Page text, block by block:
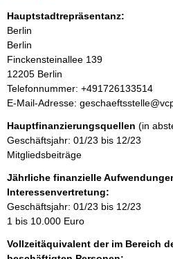
t
i
n
f
o
r
m
a
t
i
n
e
n
:
Hauptstadtrepräsentanz:
A
d
r
e
s
s
Berlin
Berlin
Finckensteinallee 139
12205 Berlin
K
o
t
a
k
t
i
n
f
r
Telefonnummer: +491726133514
E-Mail-Adresse:
Hauptfinanzierungsquellen (in
Geschäftsjahr: 01/23 bis 12/23
Mitgliedsbeiträge
Jährliche finanzielle
Interessenvertretung:
Geschäftsjahr: 01/23 bis 12/23
1 bis 10.000 Euro
Vollzeitäquivalent der im Bereich